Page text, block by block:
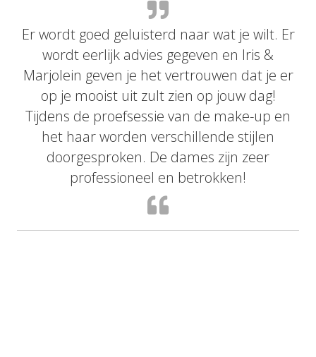
Er wordt goed geluisterd naar wat je wilt. Er
wordt eerlijk advies gegeven en Iris &
Marjolein geven je het vertrouwen dat je er
op je mooist uit zult zien op jouw dag!
Tijdens de proefsessie van de make-up en
het haar worden verschillende stijlen
doorgesproken. De dames zijn zeer
professioneel en betrokken!